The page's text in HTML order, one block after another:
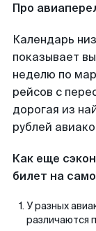
Про
Календарь
показывает
неделю по
рейсов с
дорогая из
рублей
Как еще
билет на
У разных
различаются